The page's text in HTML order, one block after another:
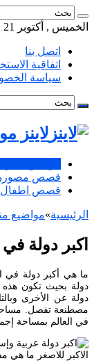
الخميس , أكتوبر 21 2021
اتصل بنا
اتفاقية
سياسة
لاينز
قصص
قصص اطفال
الرئيسية»مواضيع
اكبر دولة
ما هي أكبر دولة في
دولة بحيث تكون هذه
دولة عن الأخرى
مصطنعة تفصل. مساحة
في العالم بمساحة إجمالية تقارب